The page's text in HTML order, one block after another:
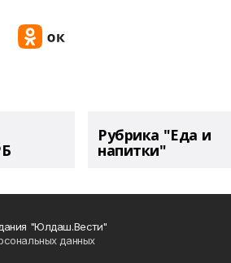
Рубрика "Еда и
напитки"
"Юлдаш.Вести"
данных